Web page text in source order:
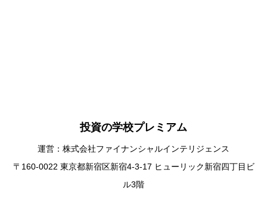
投資の学校プレミアム
運営：株式会社ファイナンシャルインテリジェンス
〒160-0022 東京都新宿区新宿4-3-17 ヒューリック新宿四丁目ビ
ル3階